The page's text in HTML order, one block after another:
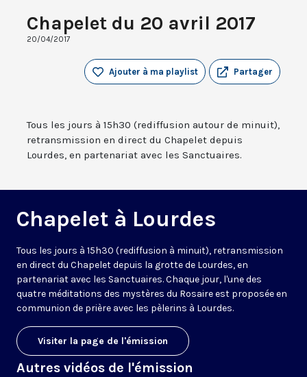
Chapelet du 20 avril 2017
20/04/2017
Partager
Ajouter à ma playlist
Tous les jours à 15h30 (rediffusion autour de minuit),
retransmission en direct du Chapelet depuis
Lourdes, en partenariat avec les Sanctuaires.
Chapelet à Lourdes
Tous les jours à 15h30 (rediffusion à minuit), retransmission
en direct du Chapelet depuis la grotte de Lourdes, en
partenariat avec les Sanctuaires. Chaque jour, l'une des
quatre méditations des mystères du Rosaire est proposée en
communion de prière avec les pèlerins à Lourdes.
Visiter la page de l'émission
Autres vidéos de l'émission